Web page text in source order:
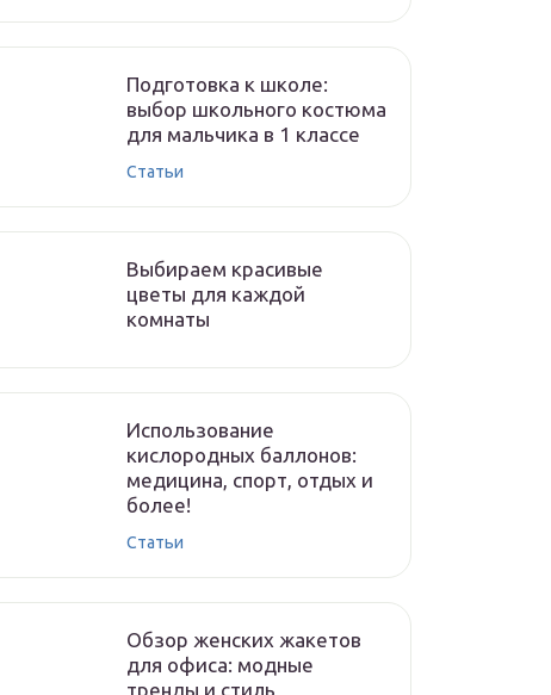
Подготовка к школе:
выбор школьного костюма
для мальчика в 1 классе
Статьи
Выбираем красивые
цветы для каждой
комнаты
Использование
кислородных баллонов:
медицина, спорт, отдых и
более!
Статьи
Обзор женских жакетов
для офиса: модные
тренды и стиль